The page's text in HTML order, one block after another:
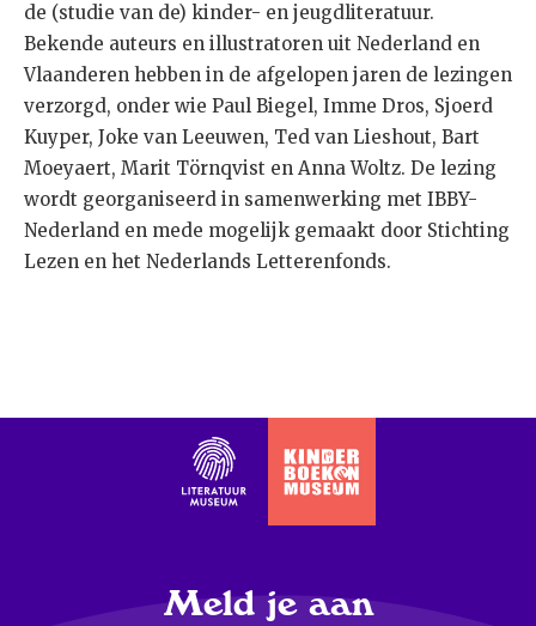
de (studie van de) kinder- en jeugdliteratuur.
Bekende auteurs en illustratoren uit Nederland en
Vlaanderen hebben in de afgelopen jaren de lezingen
verzorgd, onder wie Paul Biegel, Imme Dros, Sjoerd
Kuyper, Joke van Leeuwen, Ted van Lieshout, Bart
Moeyaert, Marit Törnqvist en Anna Woltz. De lezing
wordt georganiseerd in samenwerking met IBBY-
Nederland en mede mogelijk gemaakt door Stichting
Lezen en het Nederlands Letterenfonds.
Meld je aan